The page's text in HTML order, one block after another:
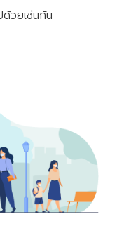
วยเช่นกัน